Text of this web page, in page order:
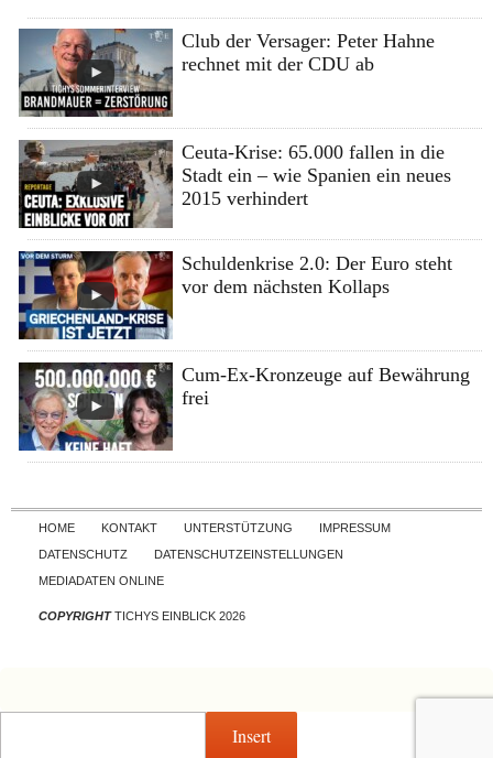
Club der Versager: Peter Hahne
rechnet mit der CDU ab
Ceuta-Krise: 65.000 fallen in die
Stadt ein – wie Spanien ein neues
2015 verhindert
Schuldenkrise 2.0: Der Euro steht
vor dem nächsten Kollaps
Cum-Ex-Kronzeuge auf Bewährung
frei
Skip to content
HOME KONTAKT UNTERSTÜTZUNG
IMPRESSUM
DATENSCHUTZ
DATENSCHUTZEINSTELLUNGEN
MEDIADATEN ONLINE
COPYRIGHTTICHYS EINBLICK 2026
Insert